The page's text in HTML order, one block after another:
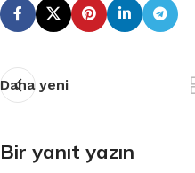
Daha yeni
Bir yanıt yazın